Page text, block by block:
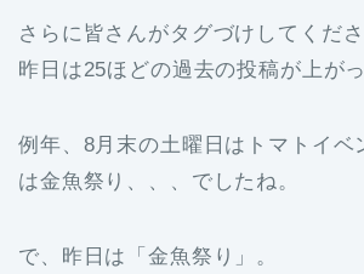
さらに皆さんがタグづけしてくだ
昨日は25ほどの過去の投稿が上が
例年、8月末の土曜日はトマトイベ
は金魚祭り、、、でしたね。
で、昨日は「金魚祭り」。